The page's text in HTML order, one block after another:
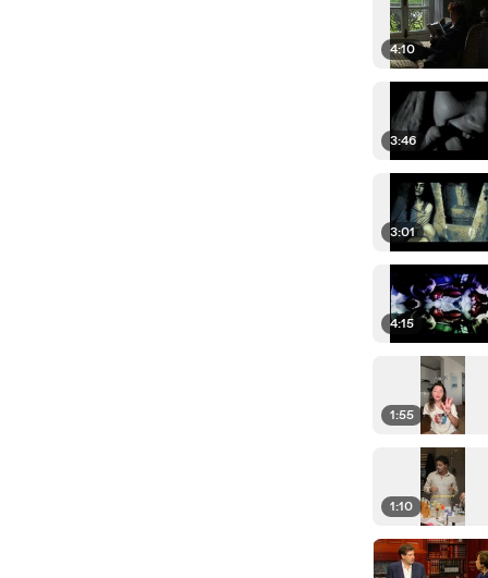
4:10
3:46
3:01
4:15
1:55
1:10